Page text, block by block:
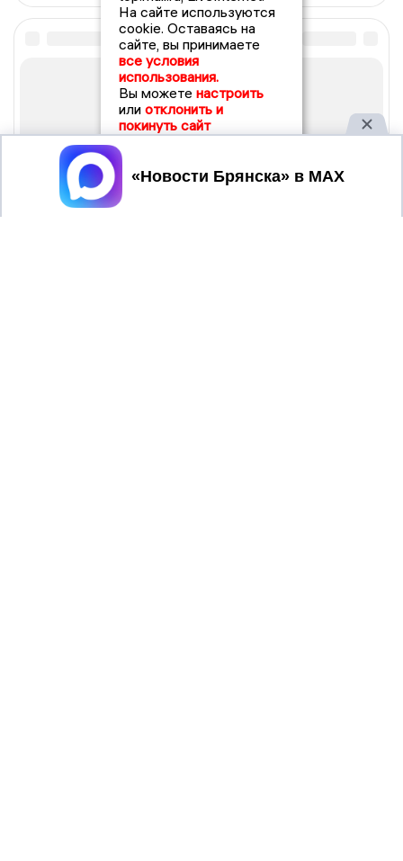
На сайте используются
cookie. Оставаясь на
сайте, вы принимаете
все условия
использования.
Вы можете настроить
или отклонить и
покинуть сайт
Принять